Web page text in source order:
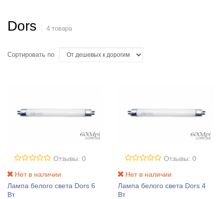
Dors 4 товара
Сортировать по
Отзывы: 0
Нет в наличии
Лампа белого света Dors 6
Вт
Отзывы: 0
Нет в наличии
Лампа белого света Dors 4
Вт